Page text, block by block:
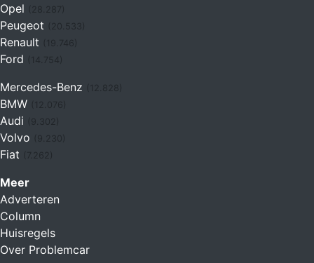
Opel
Peugeot
Renault (19.746)
Ford (14.754)
Mercedes-Benz
BMW (12.076)
Audi
Volvo
Fiat (7.262)
Meer
Adverteren
Column
Huisregels
Over Problemcar